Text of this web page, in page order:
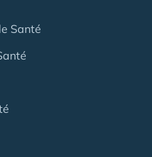
Santé